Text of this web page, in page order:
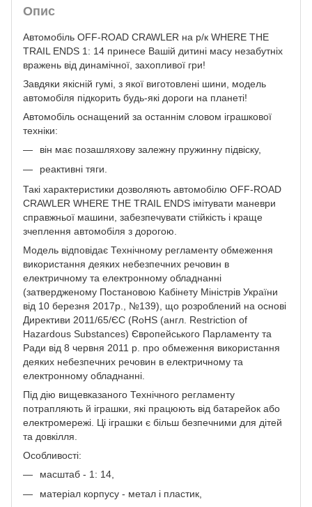
Опис
Автомобіль OFF-ROAD CRAWLER на р/к WHERE THE
TRAIL ENDS 1: 14 принесе Вашій дитині масу незабутніх
вражень від динамічної, захопливої гри!
Завдяки якісній гумі, з якої виготовлені шини, модель
автомобіля підкорить будь-які дороги на планеті!
Автомобіль оснащений за останнім словом іграшкової
техніки:
він має позашляхову залежну пружинну підвіску,
реактивні тяги.
Такі характеристики дозволяють автомобілю OFF-ROAD
CRAWLER WHERE THE TRAIL ENDS імітувати маневри
справжньої машини, забезпечувати стійкість і краще
зчеплення автомобіля з дорогою.
Модель відповідає Технічному регламенту обмеження
використання деяких небезпечних речовин в
електричному та електронному обладнанні
(затвердженому Постановою Кабінету Міністрів України
від 10 березня 2017р., №139), що розроблений на основі
Директиви 2011/65/ЄС (RoHS (англ. Restriction of
Hazardous Substances) Європейського Парламенту та
Ради від 8 червня 2011 р. про обмеження використання
деяких небезпечних речовин в електричному та
електронному обладнанні.
Під дію вищевказаного Технічного регламенту
потрапляють й іграшки, які працюють від батарейок або
електромережі. Ці іграшки є більш безпечними для дітей
та довкілля.
Особливості:
масштаб - 1: 14,
матеріал корпусу - метал і пластик,